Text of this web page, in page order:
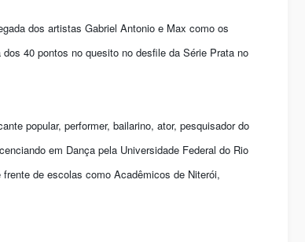
dos artistas Gabriel Antonio e Max como os
40 pontos no quesito no desfile da Série Prata no
popular, performer, bailarino, ator, pesquisador do
em Dança pela Universidade Federal do Rio
de escolas como Acadêmicos de Niterói,